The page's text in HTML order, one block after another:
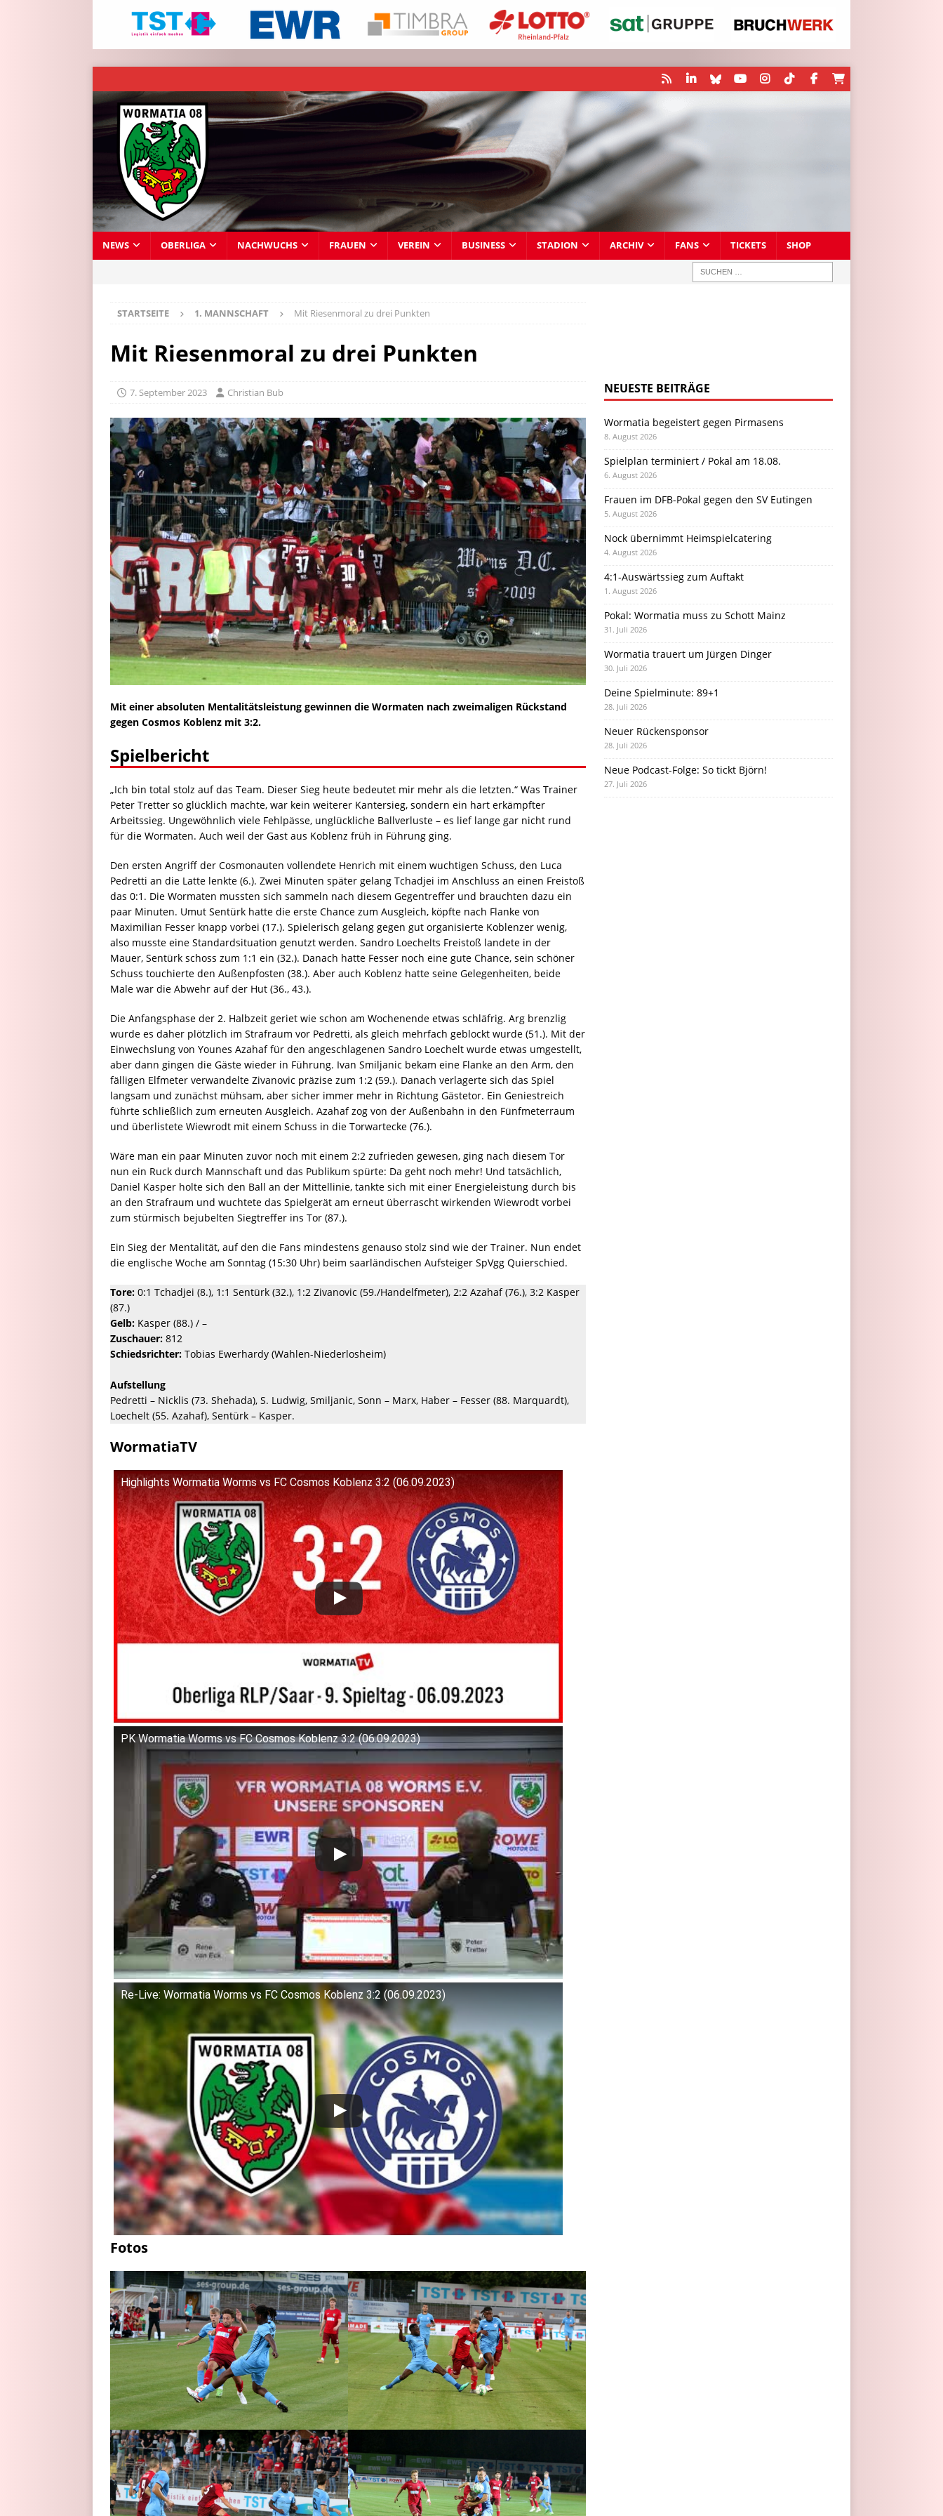
NEWS OBERLIGA NACHWUCHS FRAUEN VEREIN BUSINESS STADION ARCHIV FANS TICKETS SHOP
STARTSEITE 1. MANNSCHAFT Mit Riesenmoral zu drei Punkten
Mit Riesenmoral zu drei Punkten
7. September 2023 Christian Bub
Mit einer absoluten Mentalitätsleistung gewinnen die Wormaten nach zweimaligen Rückstand
gegen Cosmos Koblenz mit 3:2.
Spielbericht
„Ich bin total stolz auf das Team. Dieser Sieg heute bedeutet mir mehr als die letzten.“ Was Trainer
Peter Tretter so glücklich machte, war kein weiterer Kantersieg, sondern ein hart erkämpfter
Arbeitssieg. Ungewöhnlich viele Fehlpässe, unglückliche Ballverluste – es lief lange gar nicht rund
für die Wormaten. Auch weil der Gast aus Koblenz früh in Führung ging.
Den ersten Angriff der Cosmonauten vollendete Henrich mit einem wuchtigen Schuss, den Luca
Pedretti an die Latte lenkte (6.). Zwei Minuten später gelang Tchadjei im Anschluss an einen Freistoß
das 0:1. Die Wormaten mussten sich sammeln nach diesem Gegentreffer und brauchten dazu ein
paar Minuten. Umut Sentürk hatte die erste Chance zum Ausgleich, köpfte nach Flanke von
Maximilian Fesser knapp vorbei (17.). Spielerisch gelang gegen gut organisierte Koblenzer wenig,
also musste eine Standardsituation genutzt werden. Sandro Loechelts Freistoß landete in der
Mauer, Sentürk schoss zum 1:1 ein (32.). Danach hatte Fesser noch eine gute Chance, sein schöner
Schuss touchierte den Außenpfosten (38.). Aber auch Koblenz hatte seine Gelegenheiten, beide
Male war die Abwehr auf der Hut (36., 43.).
Die Anfangsphase der 2. Halbzeit geriet wie schon am Wochenende etwas schläfrig. Arg brenzlig
wurde es daher plötzlich im Strafraum vor Pedretti, als gleich mehrfach geblockt wurde (51.). Mit der
Einwechslung von Younes Azahaf für den angeschlagenen Sandro Loechelt wurde etwas umgestellt,
aber dann gingen die Gäste wieder in Führung. Ivan Smiljanic bekam eine Flanke an den Arm, den
fälligen Elfmeter verwandelte Zivanovic präzise zum 1:2 (59.). Danach verlagerte sich das Spiel
langsam und zunächst mühsam, aber sicher immer mehr in Richtung Gästetor. Ein Geniestreich
führte schließlich zum erneuten Ausgleich. Azahaf zog von der Außenbahn in den Fünfmeterraum
und überlistete Wiewrodt mit einem Schuss in die Torwartecke (76.).
Wäre man ein paar Minuten zuvor noch mit einem 2:2 zufrieden gewesen, ging nach diesem Tor
nun ein Ruck durch Mannschaft und das Publikum spürte: Da geht noch mehr! Und tatsächlich,
Daniel Kasper holte sich den Ball an der Mittellinie, tankte sich mit einer Energieleistung durch bis
an den Strafraum und wuchtete das Spielgerät am erneut überrascht wirkenden Wiewrodt vorbei
zum stürmisch bejubelten Siegtreffer ins Tor (87.).
Ein Sieg der Mentalität, auf den die Fans mindestens genauso stolz sind wie der Trainer. Nun endet
die englische Woche am Sonntag (15:30 Uhr) beim saarländischen Aufsteiger SpVgg Quierschied.
Tore: 0:1 Tchadjei (8.), 1:1 Sentürk (32.), 1:2 Zivanovic (59./Handelfmeter), 2:2 Azahaf (76.), 3:2 Kasper
(87.)
Gelb: Kasper (88.) / –
Zuschauer: 812
Schiedsrichter: Tobias Ewerhardy (Wahlen-Niederlosheim)
Aufstellung
Pedretti – Nicklis (73. Shehada), S. Ludwig, Smiljanic, Sonn – Marx, Haber – Fesser (88. Marquardt),
Loechelt (55. Azahaf), Sentürk – Kasper.
WormatiaTV
Highlights Wormatia Worms vs FC Cosmos Koblenz 3:2 (06.09.2023)
PK Wormatia Worms vs FC Cosmos Koblenz 3:2 (06.09.2023)
Re-Live: Wormatia Worms vs FC Cosmos Koblenz 3:2 (06.09.2023)
Fotos
NEUESTE BEITRÄGE
Wormatia begeistert gegen Pirmasens
8. August 2026
Spielplan terminiert / Pokal am 18.08.
6. August 2026
Frauen im DFB-Pokal gegen den SV Eutingen
5. August 2026
Nock übernimmt Heimspielcatering
4. August 2026
4:1-Auswärtssieg zum Auftakt
1. August 2026
Pokal: Wormatia muss zu Schott Mainz
31. Juli 2026
Wormatia trauert um Jürgen Dinger
30. Juli 2026
Deine Spielminute: 89+1
28. Juli 2026
Neuer Rückensponsor
28. Juli 2026
Neue Podcast-Folge: So tickt Björn!
27. Juli 2026